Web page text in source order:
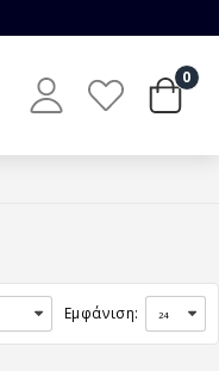
0
Εμφάνιση: